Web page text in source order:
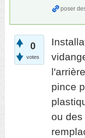
0
votes
pince
ou